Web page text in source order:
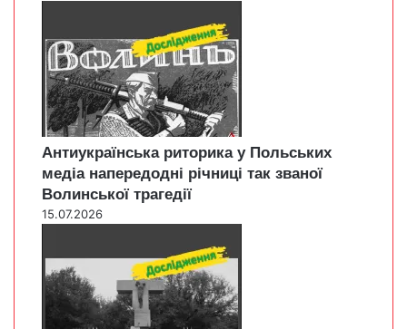
Антиукраїнська риторика у Польських
медіа напередодні річниці так званої
Волинської трагедії
15.07.2026